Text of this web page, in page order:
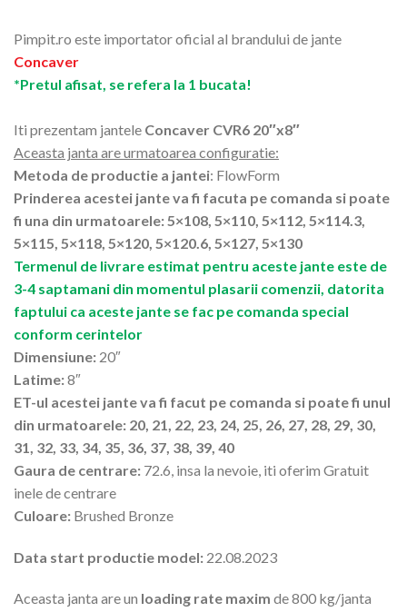
Pimpit.ro este importator oficial al brandului de jante
Concaver
*Pretul afisat, se refera la 1 bucata!
Iti prezentam jantele Concaver CVR6 20″x8″
Aceasta janta are urmatoarea configuratie:
Metoda de productie a jantei: FlowForm
Prinderea acestei jante va fi facuta pe comanda si poate
fi una din urmatoarele: 5×108, 5×110, 5×112, 5×114.3,
5×115, 5×118, 5×120, 5×120.6, 5×127, 5×130
Termenul de livrare estimat pentru aceste jante este de
3-4 saptamani din momentul plasarii comenzii, datorita
faptului ca aceste jante se fac pe comanda special
conform cerintelor
Dimensiune: 20″
Latime:8″
ET-ul acestei jante va fi facut pe comanda si poate fi unul
din urmatoarele: 20, 21, 22, 23, 24, 25, 26, 27, 28, 29, 30,
31, 32, 33, 34, 35, 36, 37, 38, 39, 40
Gaura de centrare: 72.6, insa la nevoie, iti oferim Gratuit
inele de centrare
Culoare: Brushed Bronze
Data start productie model: 22.08.2023
Aceasta janta are un loading rate maxim de 800 kg/janta